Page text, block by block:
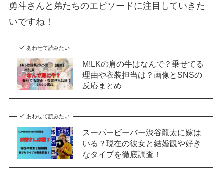
勇斗さんと弟たちのエピソードに注目していきた
いですね！
あわせて読みたい
M!LKの肩の牛はなんで？乗せてる
理由や衣装担当は？画像とSNSの
反応まとめ
あわせて読みたい
スーパービーバー渋谷龍太に嫁は
いる？現在の彼女と結婚観や好き
なタイプを徹底調査！